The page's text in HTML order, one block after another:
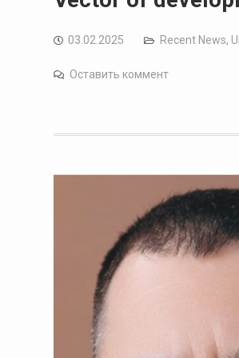
03.02.2025 Recent News,
Оставить коммент